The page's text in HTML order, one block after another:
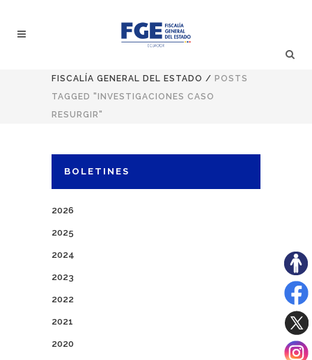
FISCALÍA GENERAL DEL ESTADO / POSTS
TAGGED "INVESTIGACIONES CASO
RESURGIR"
BOLETINES
2026
2025
2024
2023
2022
2021
2020